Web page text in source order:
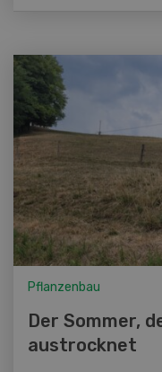
Pflanzenbau
Der Sommer,
austrocknet